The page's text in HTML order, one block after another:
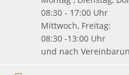
08:30 - 17:00 Uhr
Mittwoch, Freitag:
08:30 -13:00 Uhr
und nach